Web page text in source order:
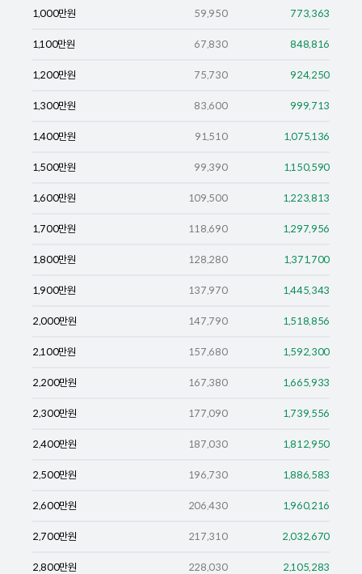
1,000만원 59,950 773,363
1,100만원 67,830 848,816
1,200만원 75,730 924,250
1,300만원 83,600 999,713
1,400만원 91,510 1,075,136
1,500만원 99,390 1,150,590
1,600만원 109,500 1,223,813
1,700만원 118,690 1,297,956
1,800만원 128,280 1,371,700
1,900만원 137,970 1,445,343
2,000만원 147,790 1,518,856
2,100만원 157,680 1,592,300
2,200만원 167,380 1,665,933
2,300만원 177,090 1,739,556
2,400만원 187,030 1,812,950
2,500만원 196,730 1,886,583
2,600만원 206,430 1,960,216
2,700만원 217,310 2,032,670
2,800만원 228,030 2,105,283